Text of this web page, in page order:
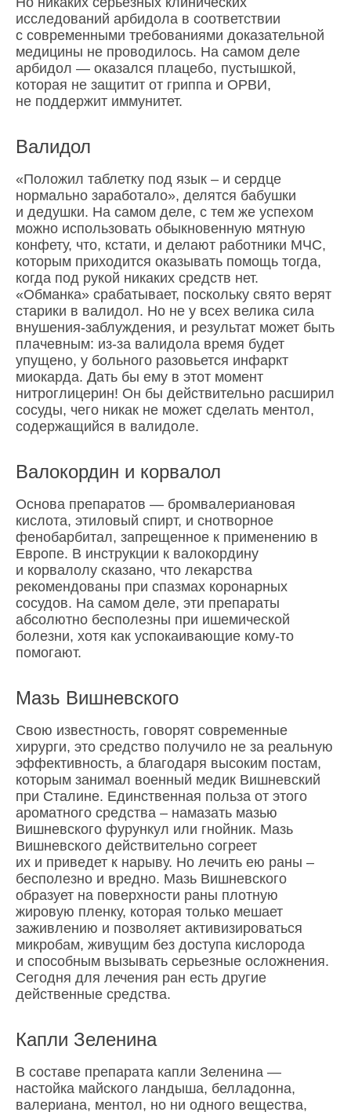
исследований арбидола в соответствии
с современными требованиями доказательной
медицины не проводилось. На самом деле
арбидол — оказался плацебо, пустышкой,
которая не защитит от гриппа и ОРВИ,
не поддержит иммунитет.
Валидол
«Положил таблетку под язык – и сердце
нормально заработало», делятся бабушки
и дедушки. На самом деле, с тем же успехом
можно использовать обыкновенную мятную
конфету, что, кстати, и делают работники МЧС,
которым приходится оказывать помощь тогда,
когда под рукой никаких средств нет.
«Обманка» срабатывает, поскольку свято верят
старики в валидол. Но не у всех велика сила
внушения-заблуждения, и результат может быть
плачевным: из-за валидола время будет
упущено, у больного разовьется инфаркт
миокарда. Дать бы ему в этот момент
нитроглицерин! Он бы действительно расширил
сосуды, чего никак не может сделать ментол,
содержащийся в валидоле.
Валокордин и корвалол
Основа препаратов — бромвалериановая
кислота, этиловый спирт, и снотворное
фенобарбитал, запрещенное к применению в
Европе. В инструкции к валокордину
и корвалолу сказано, что лекарства
рекомендованы при спазмах коронарных
сосудов. На самом деле, эти препараты
абсолютно бесполезны при ишемической
болезни, хотя как успокаивающие кому-то
помогают.
Мазь Вишневского
Свою известность, говорят современные
хирурги, это средство получило не за реальную
эффективность, а благодаря высоким постам,
которым занимал военный медик Вишневский
при Сталине. Единственная польза от этого
ароматного средства – намазать мазью
Вишневского фурункул или гнойник. Мазь
Вишневского действительно согреет
их и приведет к нарыву. Но лечить ею раны –
бесполезно и вредно. Мазь Вишневского
образует на поверхности раны плотную
жировую пленку, которая только мешает
заживлению и позволяет активизироваться
микробам, живущим без доступа кислорода
и способным вызывать серьезные осложнения.
Сегодня для лечения ран есть другие
действенные средства.
Капли Зеленина
В составе препарата капли Зеленина —
настойка майского ландыша, белладонна,
валериана, ментол, но ни одного вещества,